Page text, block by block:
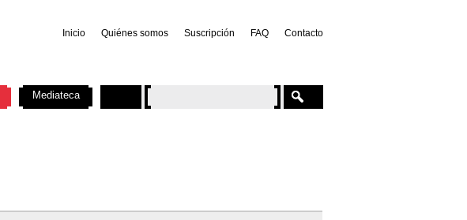
Inicio Quiénes somos Suscripción FAQ Contacto
Mediateca